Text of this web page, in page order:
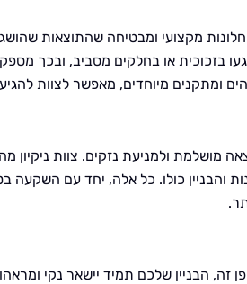
מקצועי ומבטיחה שהתוצאות
בזכוכית או בחלקים מסביב, ובכך
ומתקנים מיוחדים, מאפשר לצוות להגיע
מושלמת ולמניעת נזקים. צוות ניקיון
כולו. כל אלה, יחד עם השקעה
זה, הבניין שלכם תמיד יישאר נקי